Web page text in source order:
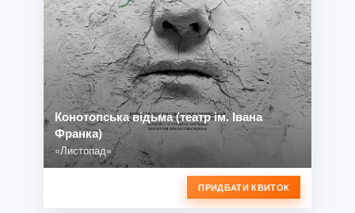
Конотопська відьма (театр ім. Івана
Франка)
«Листопад»
ПРИДБАТИ КВИТОК